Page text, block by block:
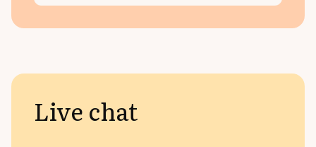
Live chat